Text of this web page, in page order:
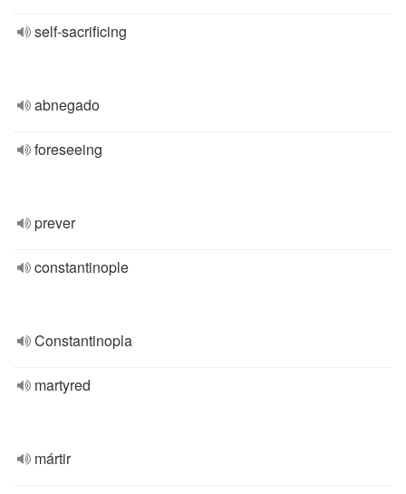
self-sacrificing
abnegado
foreseeing
prever
constantinople
Constantinopla
martyred
mártir